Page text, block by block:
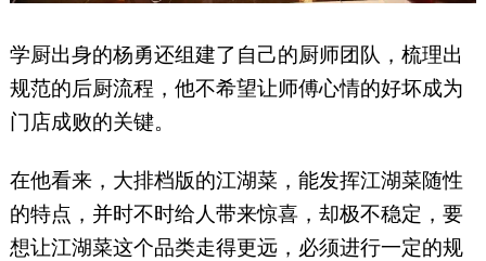
学厨出身的杨勇还组建了自己的厨师团队，梳理出
规范的后厨流程，他不希望让师傅心情的好坏成为
门店成败的关键。
在他看来，大排档版的江湖菜，能发挥江湖菜随性
的特点，并时不时给人带来惊喜，却极不稳定，要
想让江湖菜这个品类走得更远，必须进行一定的规